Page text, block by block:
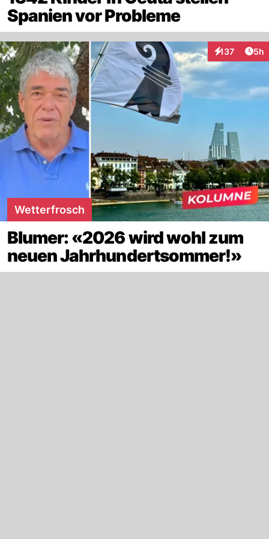
Spanien vor Probleme
137
Interaktionen
5h
Wetterfrosch
Blumer: «2026 wird wohl zum
neuen Jahrhundertsommer!»